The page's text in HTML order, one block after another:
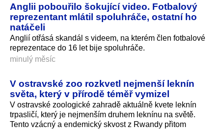
Anglii pobouřilo šokující video. Fotbalový
reprezentant mlátil spoluhráče, ostatní ho
natáčeli
Anglií otřásá skandál s videem, na kterém člen fotbalové
reprezentace do 16 let bije spoluhráče.
minulý měsíc
V ostravské zoo rozkvetl nejmenší leknín
světa, který v přírodě téměř vymizel
V ostravské zoologické zahradě aktuálně kvete leknín
trpasličí, který je nejmenším druhem leknínu na světě.
Tento vzácný a endemický skvost z Rwandy přitom